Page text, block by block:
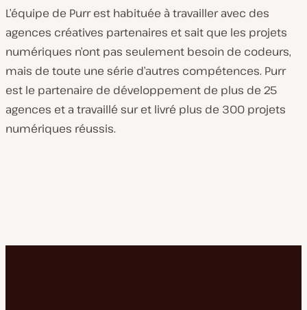
L’équipe de Purr est habituée à travailler avec des
agences créatives partenaires et sait que les projets
numériques n’ont pas seulement besoin de codeurs,
mais de toute une série d’autres compétences. Purr
est le partenaire de développement de plus de 25
agences et a travaillé sur et livré plus de 300 projets
numériques réussis.